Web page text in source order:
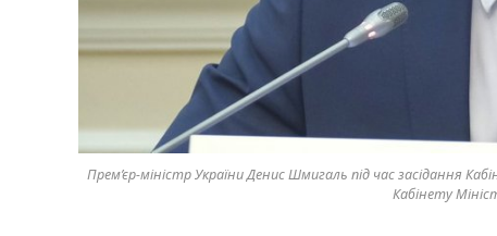
Прем’єр-міністр України Денис Шмигаль під час засідання
Кабінету